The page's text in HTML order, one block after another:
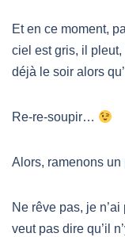
Et en ce moment,
ciel est gris, il pleut,
déjà le soir alors
Re-re-soupir…
Alors, ramenons
Ne rêve pas, je
veut pas dire qu’il